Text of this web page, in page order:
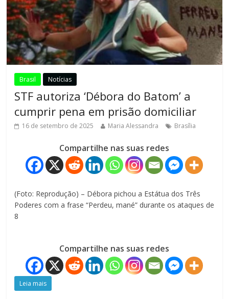
Brasil Notícias
STF autoriza ‘Débora do Batom’ a
cumprir pena em prisão domiciliar
16 de setembro de 2025 Maria Alessandra Brasília
Compartilhe nas suas redes
(Foto: Reprodução) – Débora pichou a Estátua dos Três
Poderes com a frase “Perdeu, mané” durante os ataques de
8
Compartilhe nas suas redes
Leia mais